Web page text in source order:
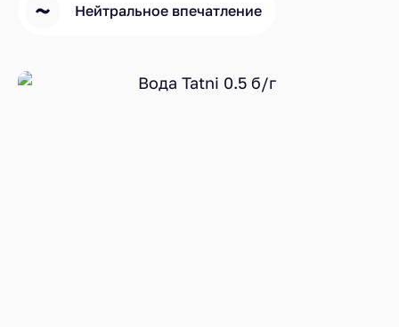
Нейтральное впечатление